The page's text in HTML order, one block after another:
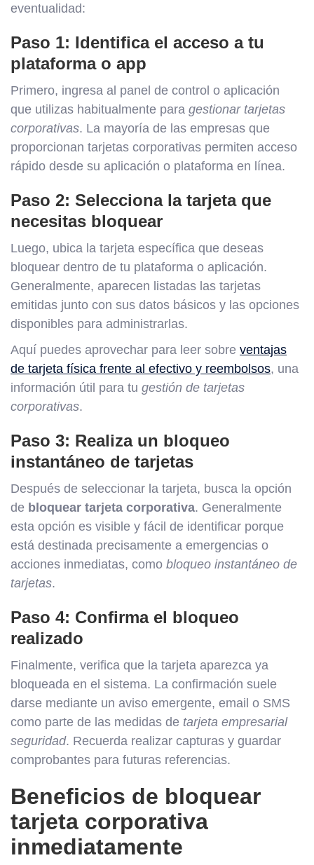
eventualidad:
Paso 1: Identifica el acceso a tu
plataforma o app
Primero, ingresa al panel de control o aplicación
que utilizas habitualmente para gestionar tarjetas
corporativas. La mayoría de las empresas que
proporcionan tarjetas corporativas permiten acceso
rápido desde su aplicación o plataforma en línea.
Paso 2: Selecciona la tarjeta que
necesitas bloquear
Luego, ubica la tarjeta específica que deseas
bloquear dentro de tu plataforma o aplicación.
Generalmente, aparecen listadas las tarjetas
emitidas junto con sus datos básicos y las opciones
disponibles para administrarlas.
Aquí puedes aprovechar para leer sobre ventajas
de tarjeta física frente al efectivo y reembolsos, una
información útil para tu gestión de tarjetas
corporativas.
Paso 3: Realiza un bloqueo
instantáneo de tarjetas
Después de seleccionar la tarjeta, busca la opción
de bloquear tarjeta corporativa. Generalmente
esta opción es visible y fácil de identificar porque
está destinada precisamente a emergencias o
acciones inmediatas, como bloqueo instantáneo de
tarjetas.
Paso 4: Confirma el bloqueo
realizado
Finalmente, verifica que la tarjeta aparezca ya
bloqueada en el sistema. La confirmación suele
darse mediante un aviso emergente, email o SMS
como parte de las medidas de tarjeta empresarial
seguridad. Recuerda realizar capturas y guardar
comprobantes para futuras referencias.
Beneficios de bloquear
tarjeta corporativa
inmediatamente